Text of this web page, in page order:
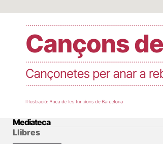
Mediateca
Llibres